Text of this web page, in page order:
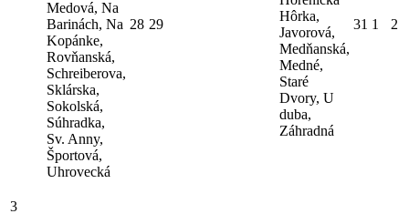
Medová, Na
Barinách, Na
Kopánke,
Rovňanská,
Schreiberova,
Sklárska,
Sokolská,
Súhradka,
Sv. Anny,
Športová,
Uhrovecká
28 29
Hôrka,
Javorová,
Medňanská,
Medné,
Staré
Dvory, U
duba,
Záhradná
31 1 2
3